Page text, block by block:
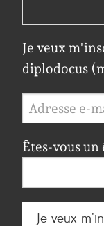
Je veux
diplodocus
Êtes-vous